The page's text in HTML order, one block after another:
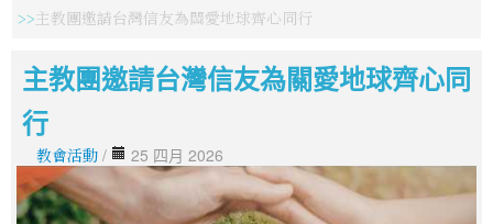
主教團邀請台灣信友為關愛地球齊心同行
主教團邀請台灣信友為關愛地球齊心同
行
教會活動 / 25 四月 2026